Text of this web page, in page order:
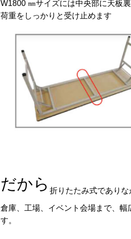
W1800 ㎜サイズには中央部に天板裏
荷重をしっかりと受け止めます
だから 折りたたみ式でありな
倉庫、工場、イベント会場まで、
す。